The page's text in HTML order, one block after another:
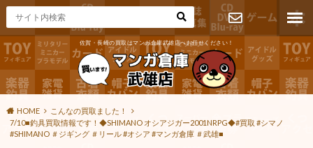
佐賀・長崎の買取はマンガ倉庫武雄店へお任せください！
お問い合わ
せ
HOME
こんなの買取ました！
7/10■釣具買取情報です！◆SHIMANO オシアジガー2001NRPG◆#買取 #シマノ
#SHIMANO ＃ジギング ＃リール #オシア #マンガ倉庫 ＃武雄■